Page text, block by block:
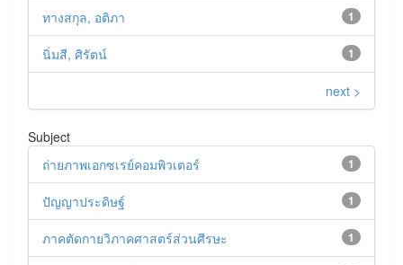
1
ทางสกุล, อติภา
1
นิ่มสี, ศิรัตน์
next >
Subject
1
ถ่ายภาพเอกซเรย์คอมพิวเตอร์
1
ปัญญาประดิษฐ์
1
ภาคตัดกายวิภาคศาสตร์ส่วนศีรษะ